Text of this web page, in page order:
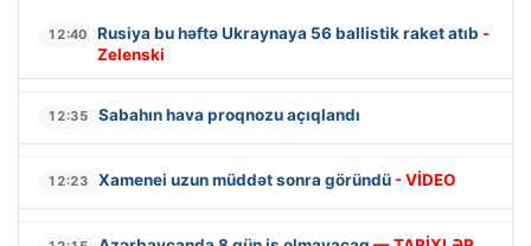
12:40 Rusiya bu həftə Ukraynaya 56 ballistik raket atıb -
Zelenski
12:35 Sabahın hava proqnozu açıqlandı
12:23 Xamenei uzun müddət sonra göründü - VİDEO